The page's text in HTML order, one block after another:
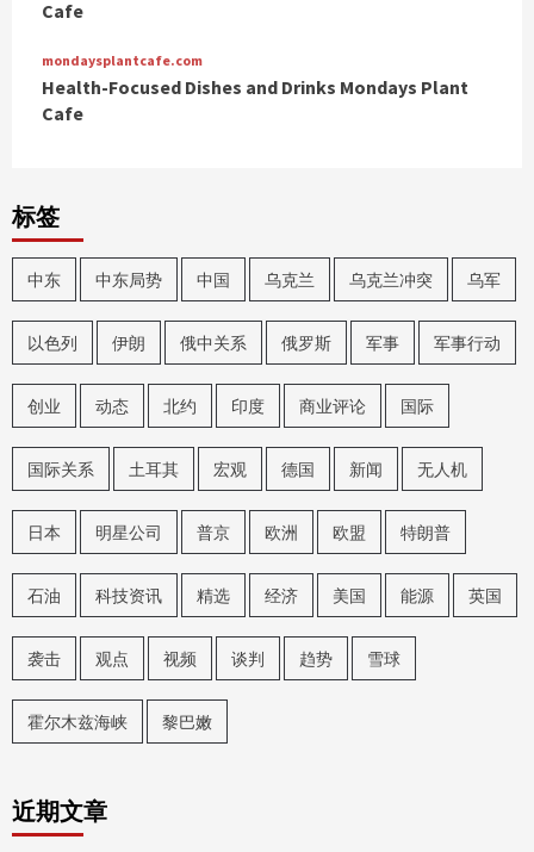
Cafe
mondaysplantcafe.com
Health-Focused Dishes and Drinks Mondays Plant
Cafe
标签
中东 中东局势 中国 乌克兰 乌克兰冲突 乌军
以色列 伊朗 俄中关系 俄罗斯 军事 军事行动
创业 动态 北约 印度 商业评论 国际
国际关系 土耳其 宏观 德国 新闻 无人机
日本 明星公司 普京 欧洲 欧盟 特朗普
石油 科技资讯 精选 经济 美国 能源 英国
袭击 观点 视频 谈判 趋势 雪球
霍尔木兹海峡 黎巴嫩
近期文章